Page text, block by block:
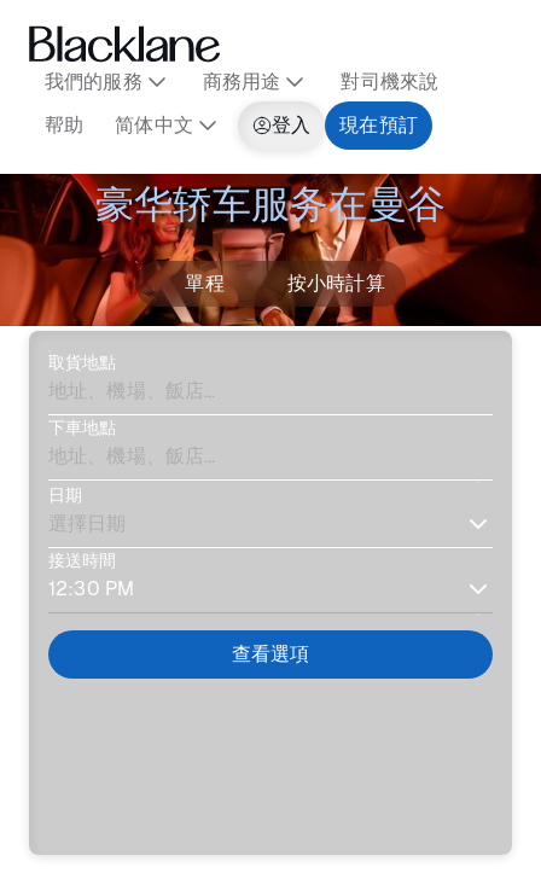
我們的服務 商務用途
對司機來說
帮助
简体中文 登入 現在預訂
豪华轿车服务在曼谷
單程 按小時計算
取貨地點
下車地點
日期
接送時間
查看選項